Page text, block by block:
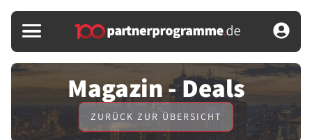
Magazin - Deals
ZURÜCK ZUR ÜBERSICHT